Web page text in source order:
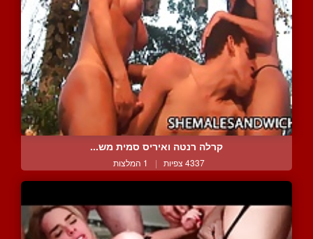
קרלה רנטה ואיריס סמית מש...
4337 צפיות | 1 המלצות